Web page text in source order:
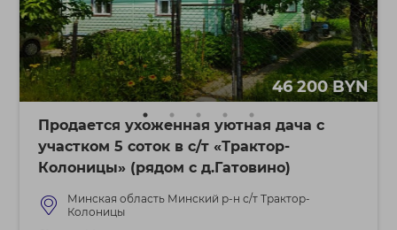
46 200 BYN
Продается ухоженная уютная дача с
участком 5 соток в с/т «Трактор-
Колоницы» (рядом с д.Гатовино)
Минская область Минский р-н с/т Трактор-
Колоницы